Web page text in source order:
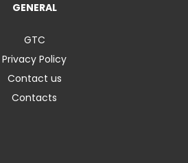
GENERAL
GTC
Privacy Policy
Contact us
Contacts